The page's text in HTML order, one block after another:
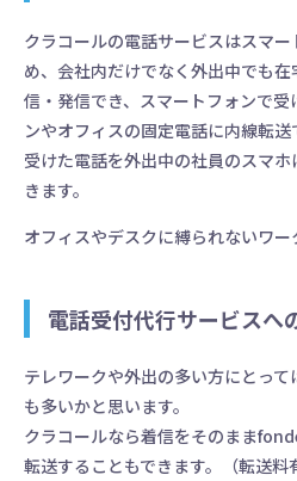
クラコールの電話サービスはスマ
め、会社内だけでなく外出中でも
信・発信でき、スマートフォンで
ンやオフィスの固定電話に内線転
受けた電話を外出中の社員のスマ
きます。
オフィスやデスクに縛られないワー
電話受付代行サービスへ
テレワークや外出の多い方にとっ
も多いかと思います。
クラコールなら着信をそのまま
転送することもできます。（転送料
電話、メール、SNSな
15日間無料ト
資料請求／お